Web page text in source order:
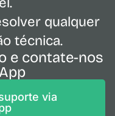
qualquer
técnica.
e contate-nos
via